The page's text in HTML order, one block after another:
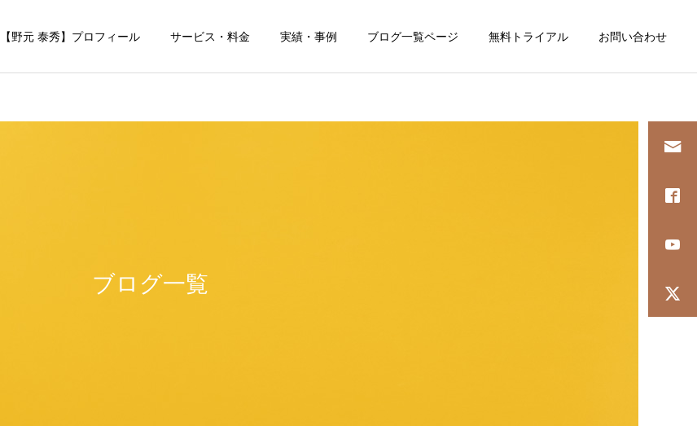
【野元 泰秀】プロフィール サービス・料金 実績・事例 ブログ一覧ページ 無料トライアル お問い合わせ
ブログ一覧